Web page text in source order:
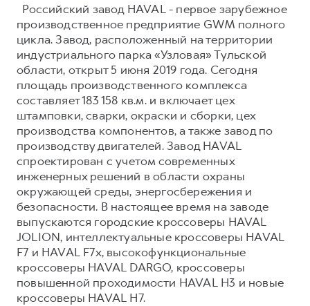
Российский завод HAVAL - первое зарубежное
производственное предприятие GWM полного
цикла. Завод, расположенный на территории
индустриального парка «Узловая» Тульской
области, открыт 5 июня 2019 года. Сегодня
площадь производственного комплекса
составляет 183 158 кв.м. и включает цех
штамповки, сварки, окраски и сборки, цех
производства компонентов, а также завод по
производству двигателей. Завод HAVAL
спроектирован с учетом современных
инженерных решений в области охраны
окружающей среды, энергосбережения и
безопасности. В настоящее время на заводе
выпускаются городские кроссоверы HAVAL
JOLION, интеллектуальные кроссоверы HAVAL
F7 и HAVAL F7x, высокофункциональные
кроссоверы HAVAL DARGO, кроссоверы
повышенной проходимости HAVAL H3 и новые
кроссоверы HAVAL H7.